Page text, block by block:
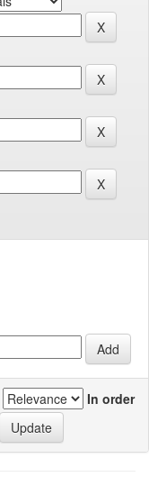
In order